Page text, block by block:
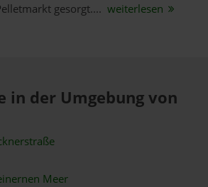
gesorgt.... weiterlesen
in der Umgebung von
Meer